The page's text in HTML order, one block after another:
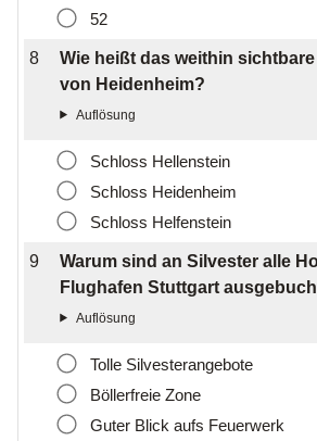
52
8
Wie heißt das weithin
von Heidenheim?
Schloss Hellenstein
Schloss Heidenheim
Schloss Helfenstein
9
Warum sind an Silvester alle
Flughafen Stuttgart
Tolle Silvesterangebote
Böllerfreie Zone
Guter Blick aufs Feuerwerk